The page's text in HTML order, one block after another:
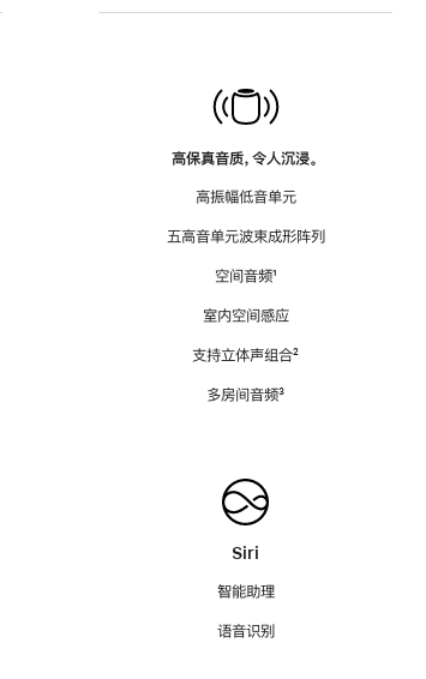
高保真音质，令人沉浸。
高振幅低音单元
五高音单元波束成形阵列
空间音频脚
¹
室内空间感应
支持立体声组合脚
²
多房间音频脚
³
Siri
智能助理
语音识别